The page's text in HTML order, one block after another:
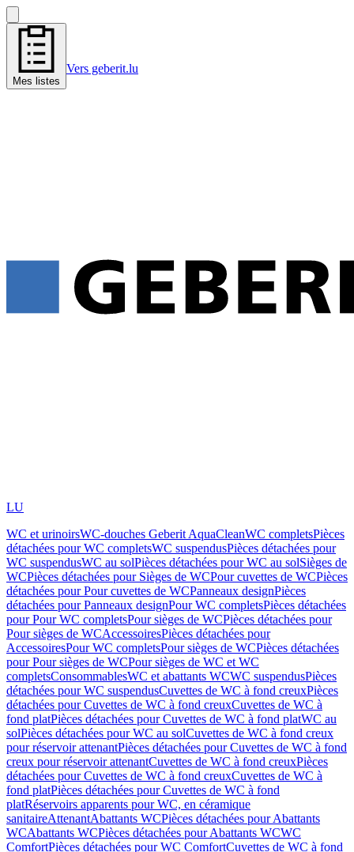
Mes listes
Vers geberit.lu
LU
WC et urinoirsWC-douches Geberit AquaCleanWC completsPièces
détachées pour WC completsWC suspendusPièces détachées pour
WC suspendusWC au solPièces détachées pour WC au solSièges de
WCPièces détachées pour Sièges de WCPour cuvettes de WCPièces
détachées pour Pour cuvettes de WCPanneaux designPièces
détachées pour Panneaux designPour WC completsPièces détachées
pour Pour WC completsPour sièges de WCPièces détachées pour
Pour sièges de WCAccessoiresPièces détachées pour
AccessoiresPour WC completsPour sièges de WCPièces détachées
pour Pour sièges de WCPour sièges de WC et WC
completsConsommablesWC et abattants WCWC suspendusPièces
détachées pour WC suspendusCuvettes de WC à fond creuxPièces
détachées pour Cuvettes de WC à fond creuxCuvettes de WC à
fond platPièces détachées pour Cuvettes de WC à fond platWC au
solPièces détachées pour WC au solCuvettes de WC à fond creux
pour réservoir attenantPièces détachées pour Cuvettes de WC à fond
creux pour réservoir attenantCuvettes de WC à fond creuxPièces
détachées pour Cuvettes de WC à fond creuxCuvettes de WC à
fond platPièces détachées pour Cuvettes de WC à fond
platRéservoirs apparents pour WC, en céramique
sanitaireAttenantAbattants WCPièces détachées pour Abattants
WCAbattants WCPièces détachées pour Abattants WCWC
ComfortPièces détachées pour WC ComfortCuvettes de WC à fond